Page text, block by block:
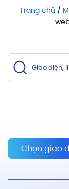
Trang chủ /
Chọn giao